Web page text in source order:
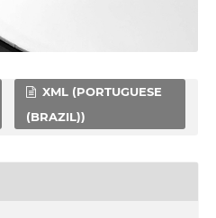
XML (PORTUGUESE
(BRAZIL))